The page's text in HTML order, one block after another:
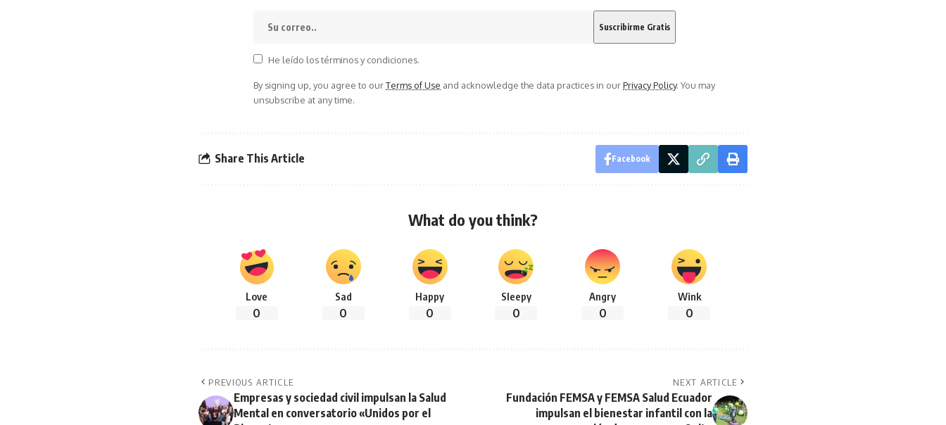
He leído los términos y condiciones.
By signing up, you agree to ourTerms of Use and acknowledge the data practices in ourPrivacy Policy. You may
unsubscribe at any time.
Share This Article Facebook
What do you think?
Love
0
Sad
0
Happy
0
Sleepy
0
Angry
0
Wink
0
PREVIOUS ARTICLE
Empresas y sociedad civil impulsan la Salud
Mental en conversatorio «Unidos por el
NEXT ARTICLE
Fundación FEMSA y FEMSA Salud Ecuador
impulsan el bienestar infantil con la